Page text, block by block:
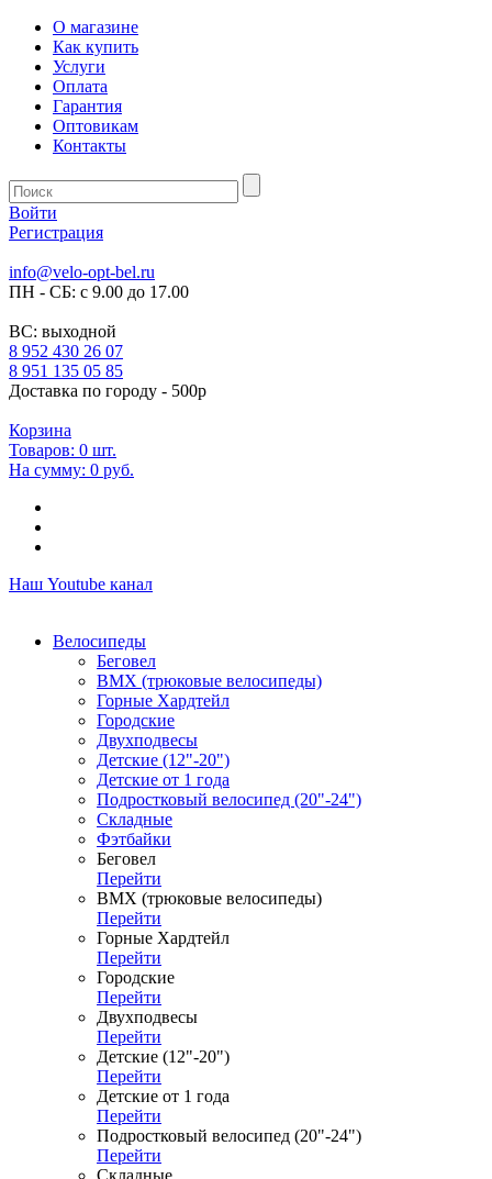
О магазине
Как купить
Услуги
Оплата
Гарантия
Оптовикам
Контакты
Войти
Регистрация
info@velo-opt-bel.ru
ПН - СБ: с 9.00 до 17.00
ВС: выходной
8 952 430 26 07
8 951 135 05 85
Доставка по городу - 500р
Корзина
Товаров: 0 шт.
На сумму: 0 руб.
Наш Youtube канал
Велосипеды
Беговел
ВМХ (трюковые велосипеды)
Горные Хардтейл
Городские
Двухподвесы
Детские (12"-20")
Детские от 1 года
Подростковый велосипед (20"-24")
Складные
Фэтбайки
Беговел
Перейти
ВМХ (трюковые велосипеды)
Перейти
Горные Хардтейл
Перейти
Городские
Перейти
Двухподвесы
Перейти
Детские (12"-20")
Перейти
Детские от 1 года
Перейти
Подростковый велосипед (20"-24")
Перейти
Складные